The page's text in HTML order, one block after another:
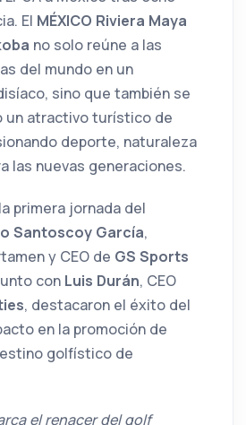
El MÉXICO Riviera Maya
no solo reúne a las
del mundo en un
sino que también se
un atractivo turístico de
deporte, naturaleza
las nuevas generaciones.
primera jornada del
Santoscoy García,
y CEO de GS Sports
con Luis Durán, CEO
, destacaron el éxito del
en la promoción de
golfístico de
el renacer del golf